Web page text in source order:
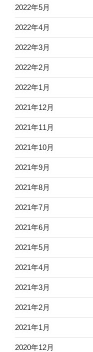
2022年5月
2022年4月
2022年3月
2022年2月
2022年1月
2021年12月
2021年11月
2021年10月
2021年9月
2021年8月
2021年7月
2021年6月
2021年5月
2021年4月
2021年3月
2021年2月
2021年1月
2020年12月